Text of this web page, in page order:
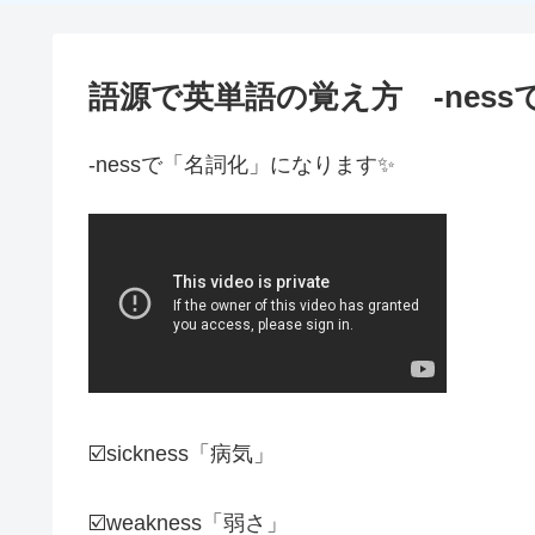
語源で英単語の覚え方 -ness
-nessで「名詞化」になります✨
☑️sickness「病気」
☑️weakness「弱さ」